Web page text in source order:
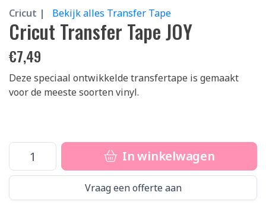
Cricut | Bekijk alles Transfer Tape
Cricut Transfer Tape JOY
€7,49
Deze speciaal ontwikkelde transfertape is gemaakt
voor de meeste soorten vinyl.
In winkelwagen
Vraag een offerte aan